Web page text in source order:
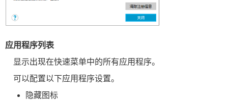
应用程序列表
显示出现在快速菜单中的所有应用程序。
可以配置以下应用程序设置。
隐藏图标